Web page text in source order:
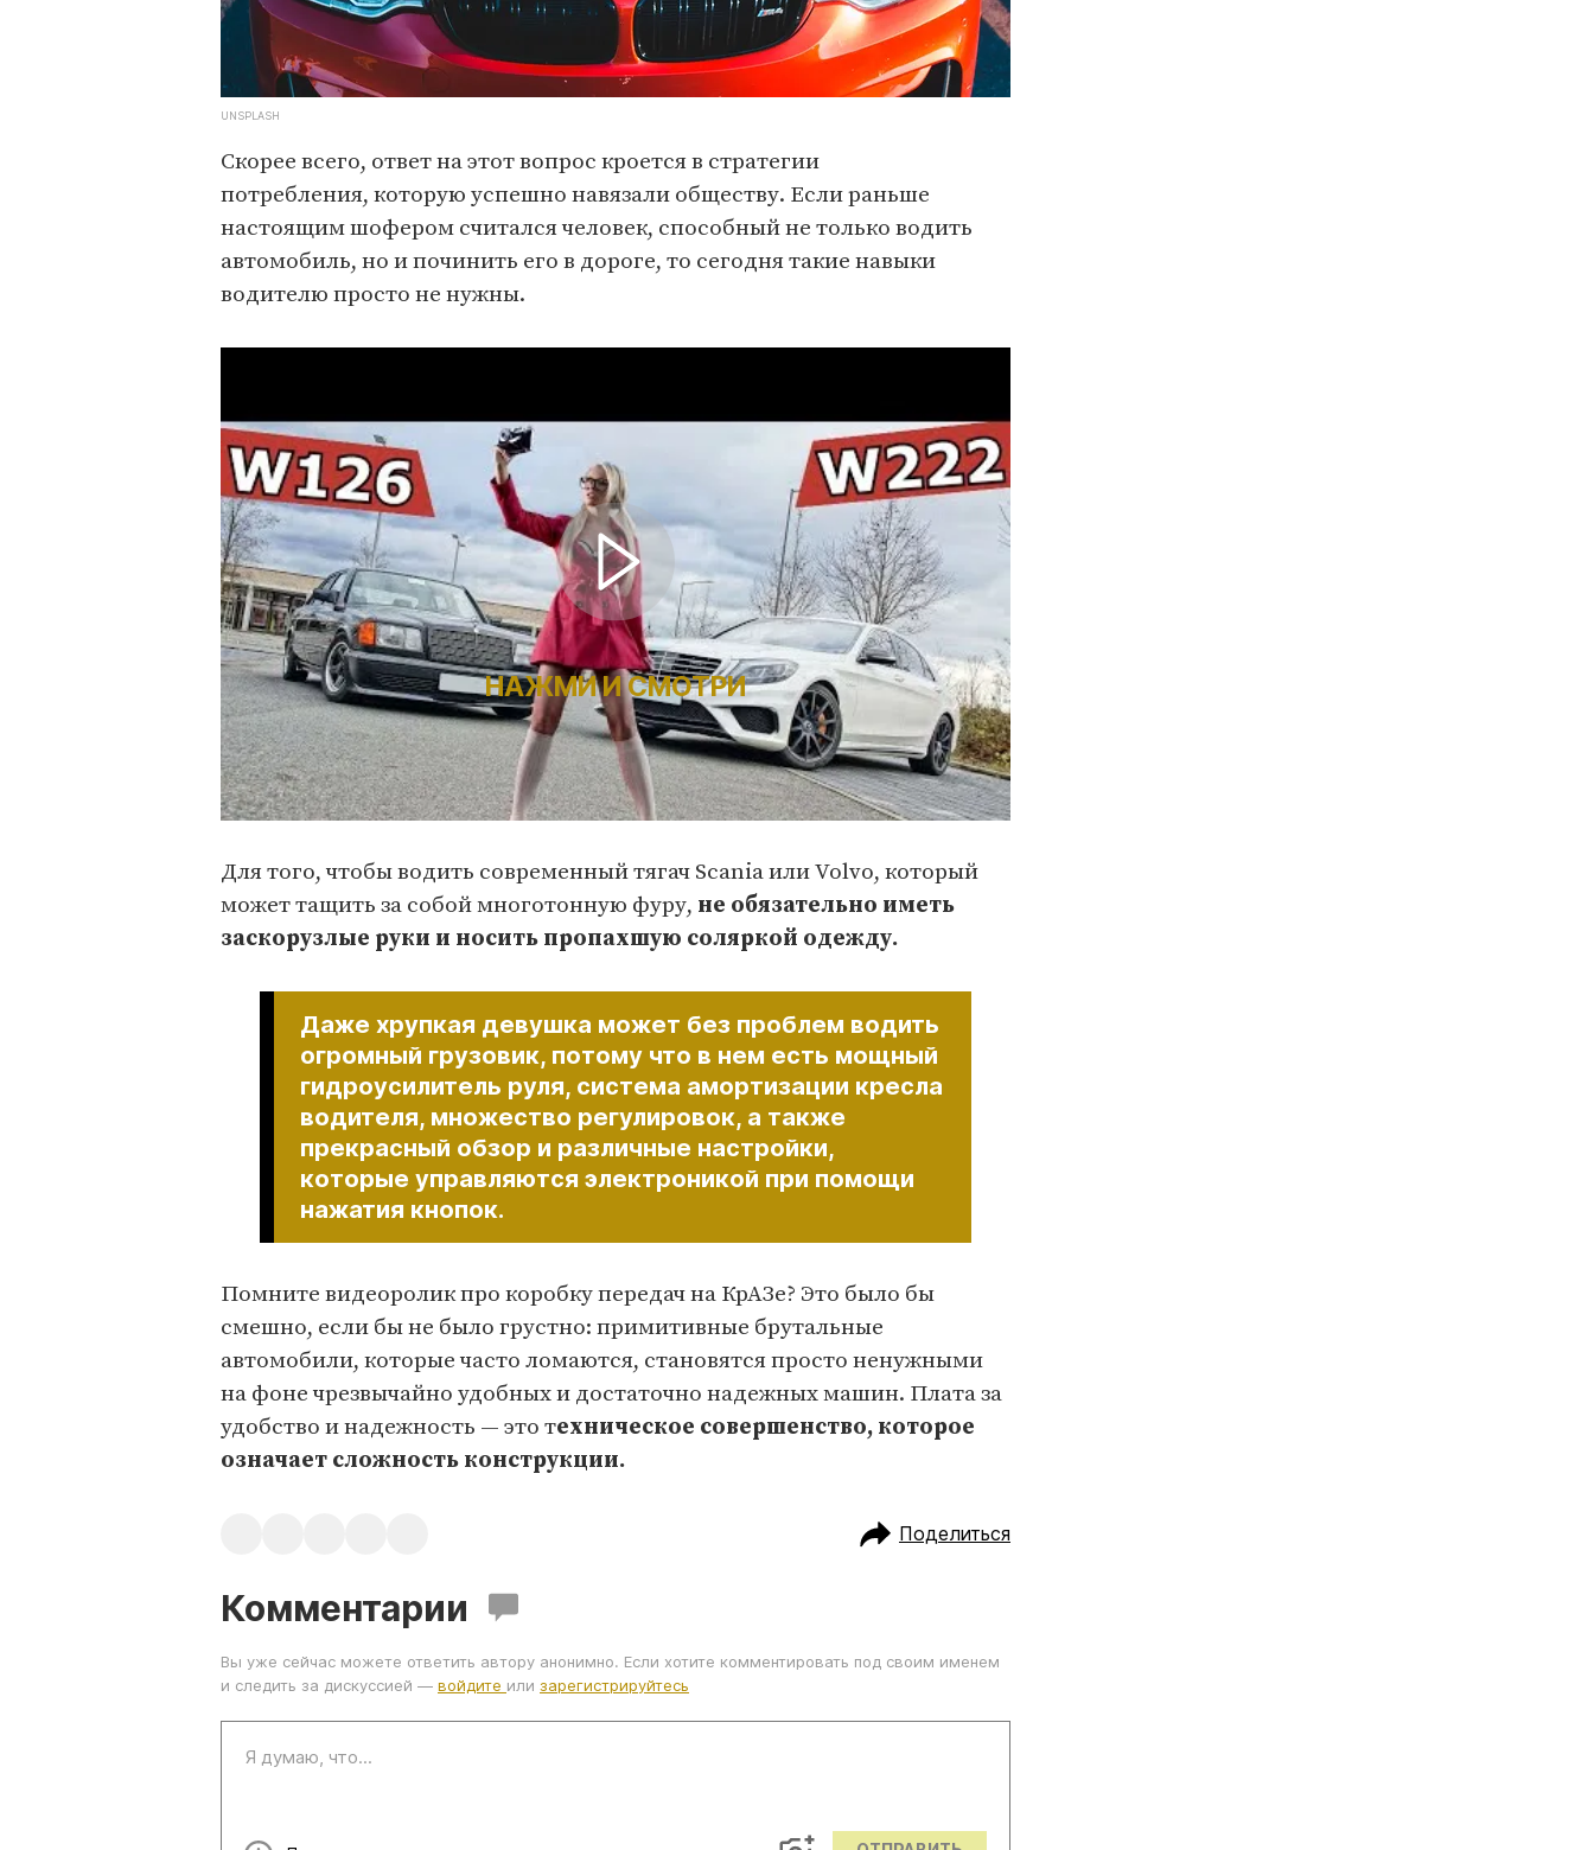
UNSPLASH
Скорее всего, ответ на этот вопрос кроется в стратегии
потребления, которую успешно навязали обществу. Если раньше
настоящим шофером считался человек, способный не только водить
автомобиль, но и починить его в дороге, то сегодня такие навыки
водителю просто не нужны.
НАЖМИ И СМОТРИ
Для того, чтобы водить современный тягач Scania или Volvo, который
может тащить за собой многотонную фуру, не обязательно иметь
заскорузлые руки и носить пропахшую соляркой одежду.
Даже хрупкая девушка может без проблем водить
огромный грузовик, потому что в нем есть мощный
гидроусилитель руля, система амортизации кресла
водителя, множество регулировок, а также
прекрасный обзор и различные настройки,
которые управляются электроникой при помощи
нажатия кнопок.
Помните видеоролик про коробку передач на КрАЗе? Это было бы
смешно, если бы не было грустно: примитивные брутальные
автомобили, которые часто ломаются, становятся просто ненужными
на фоне чрезвычайно удобных и достаточно надежных машин. Плата за
удобство и надежность — это техническое совершенство, которое
означает сложность конструкции.
Поделиться
Комментарии
Вы уже сейчас можете ответить автору анонимно. Если хотите комментировать под своим именем
и следить за дискуссией — войдите или зарегистрируйтесь